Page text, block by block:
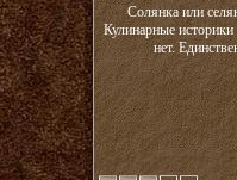
Солянка или
Кулинарные
нет.